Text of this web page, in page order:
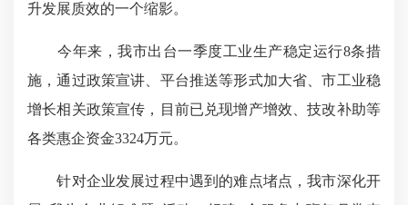
升发展质效的一个缩影。
今年来，我市出台一季度工业生产稳定运行8条措
施，通过政策宣讲、平台推送等形式加大省、市工业稳
增长相关政策宣传，目前已兑现增产增效、技改补助等
各类惠企资金3324万元。
针对企业发展过程中遇到的难点堵点，我市深化开